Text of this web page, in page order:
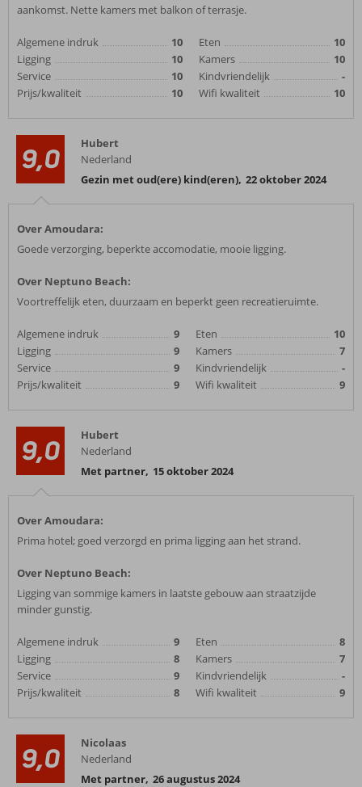
aankomst. Nette kamers met balkon of terrasje.
Algemene indruk
10
Ligging
10
Service
10
Prijs/kwaliteit
10
Eten
10
Kamers
10
Kindvriendelijk
-
Wifi kwaliteit
10
9,0
Hubert
Nederland
Gezin met oud(ere) kind(eren), 22 oktober 2024
Over Amoudara:
Goede verzorging, beperkte accomodatie, mooie ligging.
Over Neptuno Beach:
Voortreffelijk eten, duurzaam en beperkt geen recreatieruimte.
Algemene indruk
9
Ligging
9
Service
9
Prijs/kwaliteit
9
Eten
10
Kamers
7
Kindvriendelijk
-
Wifi kwaliteit
9
9,0
Hubert
Nederland
Met partner, 15 oktober 2024
Over Amoudara:
Prima hotel; goed verzorgd en prima ligging aan het strand.
Over Neptuno Beach:
Ligging van sommige kamers in laatste gebouw aan straatzijde
minder gunstig.
Algemene indruk
9
Ligging
8
Service
9
Prijs/kwaliteit
8
Eten
8
Kamers
7
Kindvriendelijk
-
Wifi kwaliteit
9
9,0
Nicolaas
Nederland
Met partner, 26 augustus 2024